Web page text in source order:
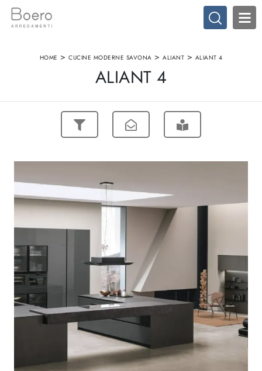
HOME > CUCINE MODERNE SAVONA > ALIANT > ALIANT 4
ALIANT 4